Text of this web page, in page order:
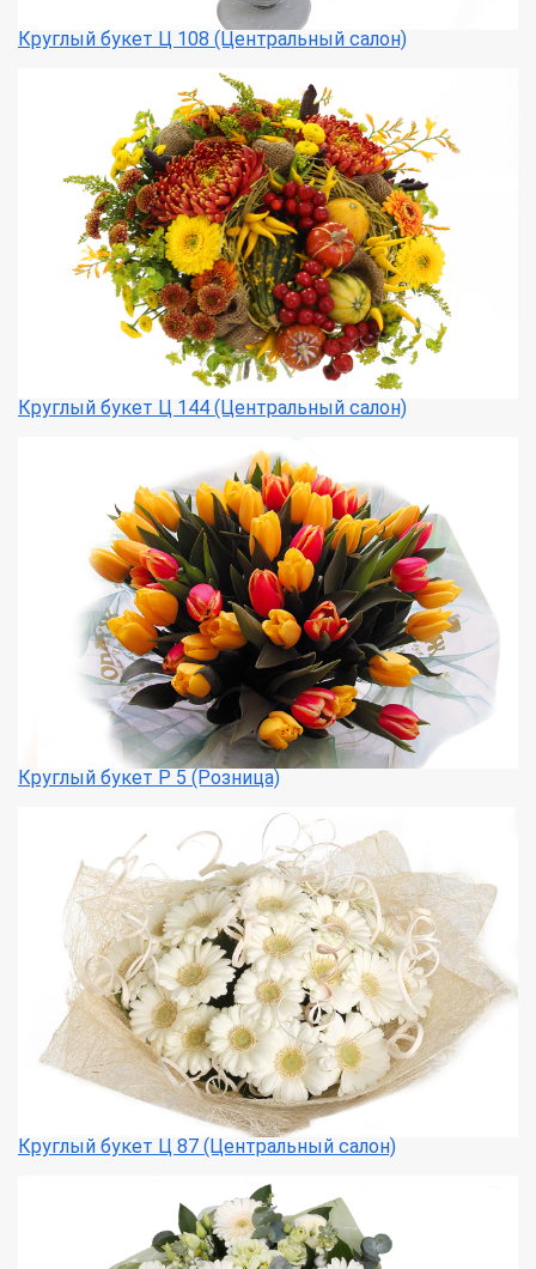
Круглый букет Ц 108 (Центральный салон)
Круглый букет Ц 144 (Центральный салон)
Круглый букет Р 5 (Розница)
Круглый букет Ц 87 (Центральный салон)